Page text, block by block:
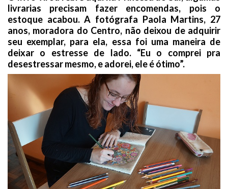
livrarias precisam fazer encomendas, pois o
estoque acabou. A fotógrafa Paola Martins, 27
anos, moradora do Centro, não deixou de adquirir
seu exemplar, para ela, essa foi uma maneira de
deixar o estresse de lado. “Eu o comprei pra
desestressar mesmo, e adorei, ele é ótimo”.